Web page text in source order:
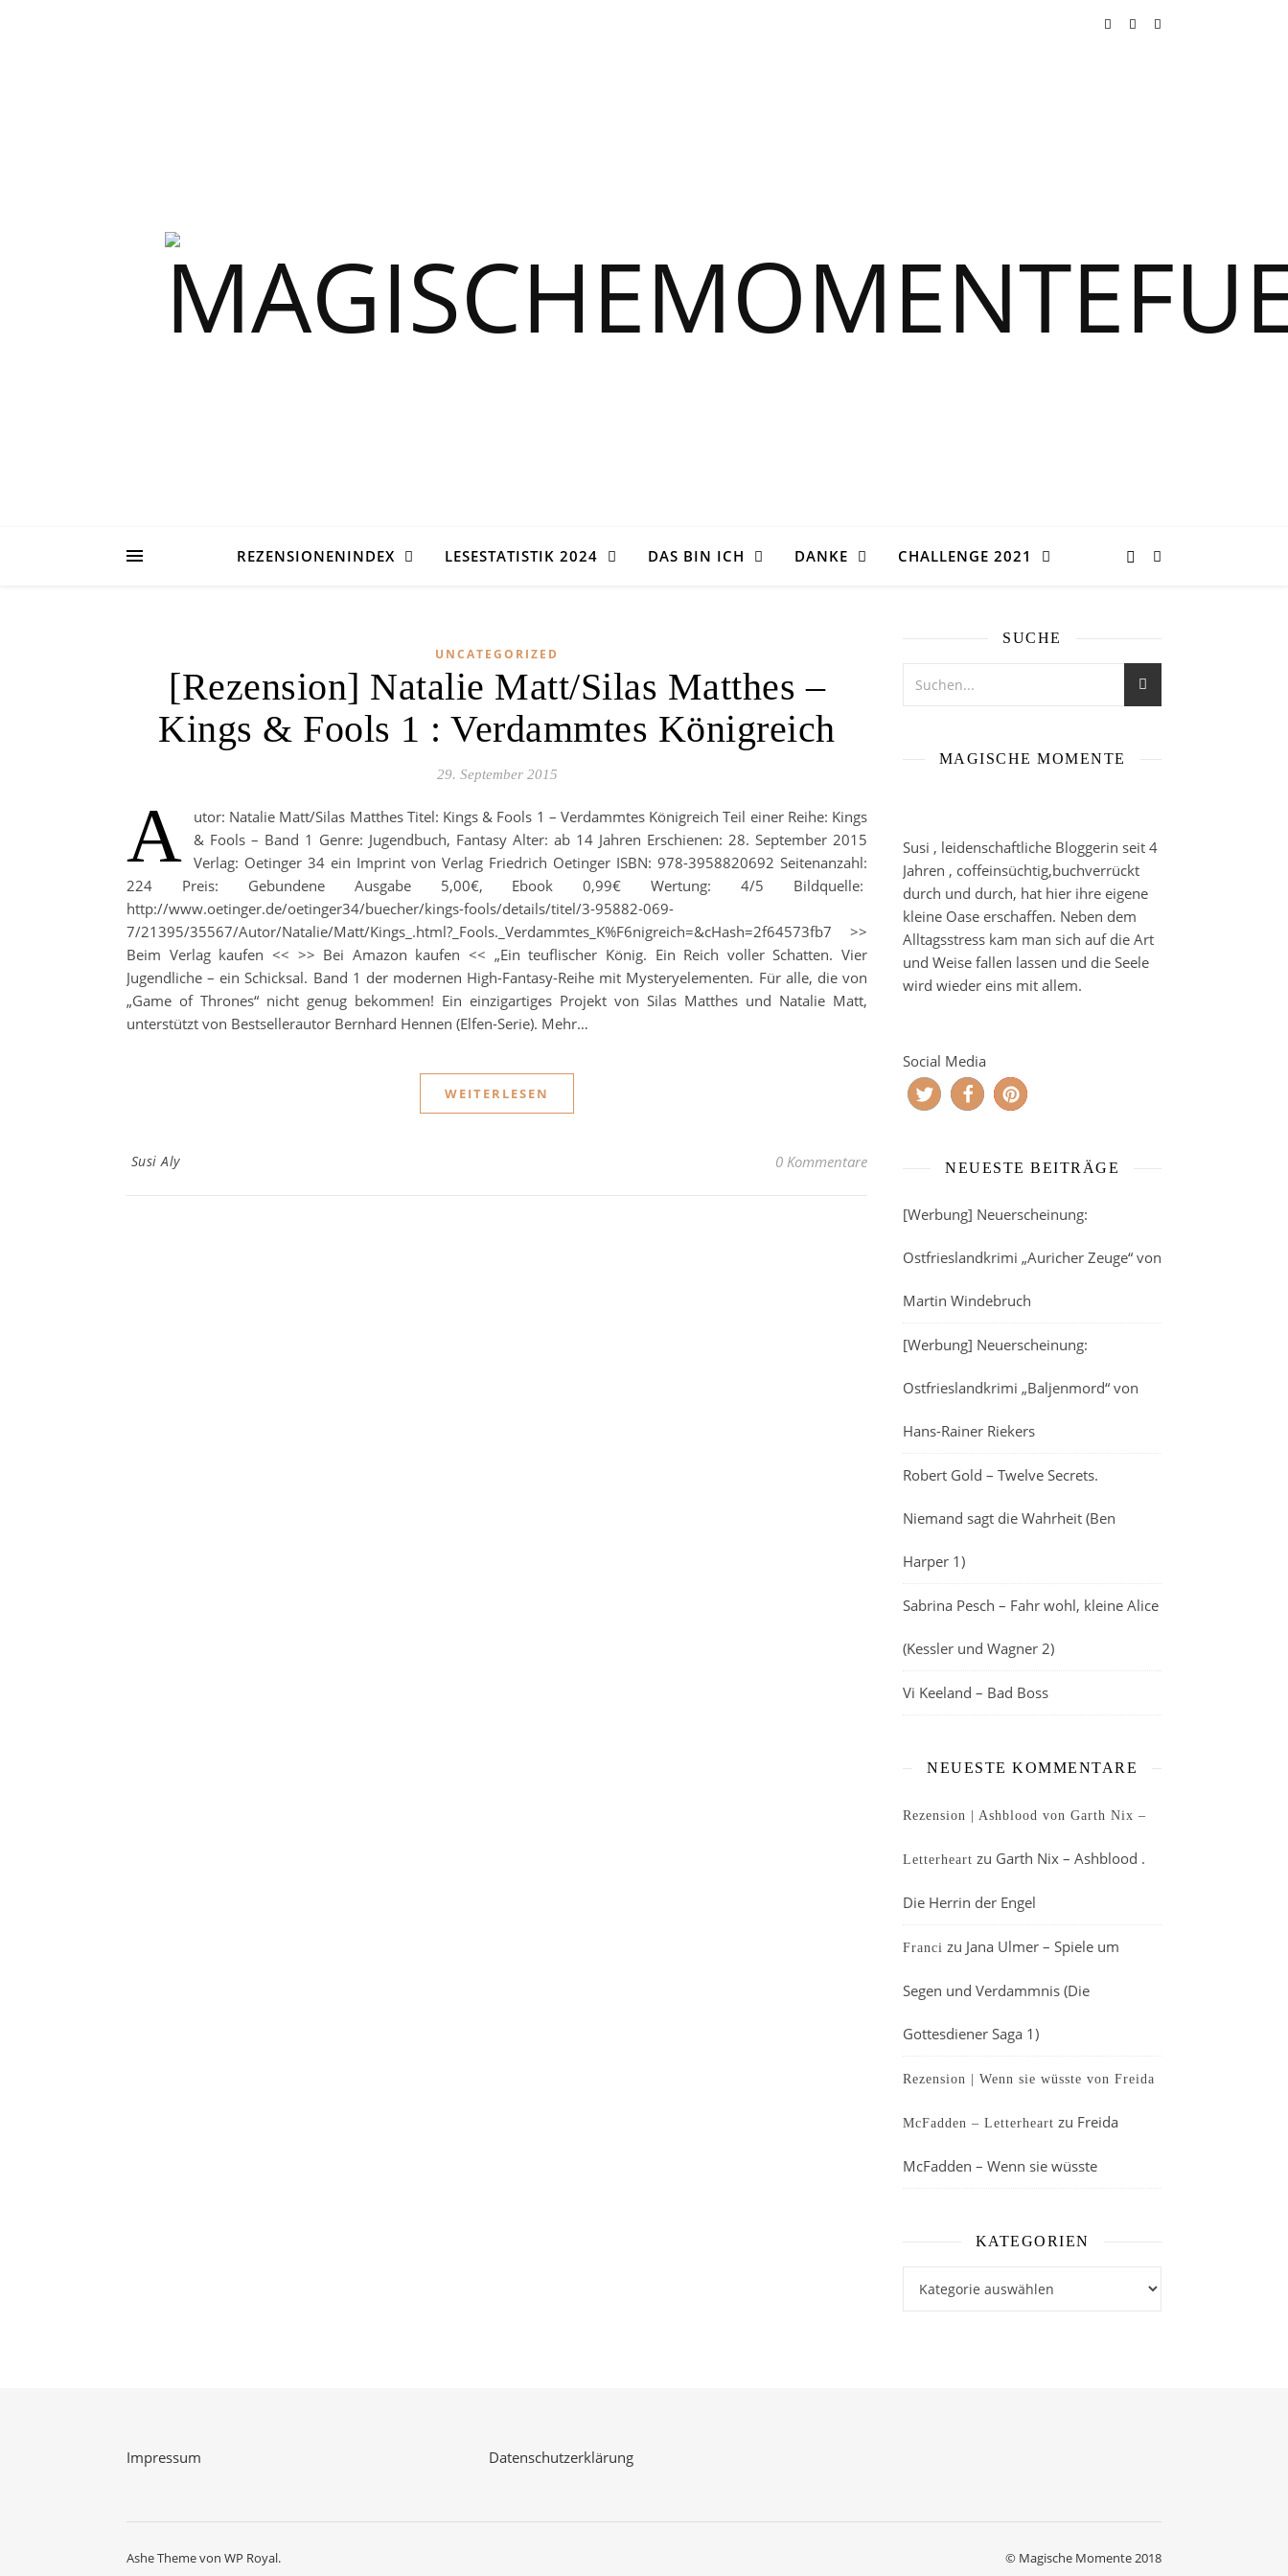
REZENSIONENINDEX LESESTATISTIK 2024 DAS BIN ICH DANKE CHALLENGE 2021
UNCATEGORIZED
[Rezension] Natalie Matt/Silas Matthes –
Kings & Fools 1 : Verdammtes Königreich
29. September 2015
A
utor: Natalie Matt/Silas Matthes Titel: Kings & Fools 1 – Verdammtes Königreich Teil einer Reihe: Kings
& Fools – Band 1 Genre: Jugendbuch, Fantasy Alter: ab 14 Jahren Erschienen: 28. September 2015
Verlag: Oetinger 34 ein Imprint von Verlag Friedrich Oetinger ISBN: 978-3958820692 Seitenanzahl:
224 Preis: Gebundene Ausgabe 5,00€, Ebook 0,99€ Wertung: 4/5 Bildquelle:
http://www.oetinger.de/oetinger34/buecher/kings-fools/details/titel/3-95882-069-
7/21395/35567/Autor/Natalie/Matt/Kings_.html?_Fools._Verdammtes_K%F6nigreich=&cHash=2f64573fb7 >>
Beim Verlag kaufen << >> Bei Amazon kaufen << „Ein teuflischer König. Ein Reich voller Schatten. Vier
Jugendliche – ein Schicksal. Band 1 der modernen High-Fantasy-Reihe mit Mysteryelementen. Für alle, die von
„Game of Thrones“ nicht genug bekommen! Ein einzigartiges Projekt von Silas Matthes und Natalie Matt,
unterstützt von Bestsellerautor Bernhard Hennen (Elfen-Serie). Mehr…
WEITERLESEN
Susi Aly 0 Kommentare
SUCHE
MAGISCHE MOMENTE
Susi , leidenschaftliche Bloggerin seit 4
Jahren , coffeinsüchtig,buchverrückt
durch und durch, hat hier ihre eigene
kleine Oase erschaffen. Neben dem
Alltagsstress kam man sich auf die Art
und Weise fallen lassen und die Seele
wird wieder eins mit allem.
Social Media
NEUESTE BEITRÄGE
[Werbung] Neuerscheinung:
Ostfrieslandkrimi „Auricher Zeuge“ von
Martin Windebruch
[Werbung] Neuerscheinung:
Ostfrieslandkrimi „Baljenmord“ von
Hans-Rainer Riekers
Robert Gold – Twelve Secrets.
Niemand sagt die Wahrheit (Ben
Harper 1)
Sabrina Pesch – Fahr wohl, kleine Alice
(Kessler und Wagner 2)
Vi Keeland – Bad Boss
NEUESTE KOMMENTARE
Rezension | Ashblood von Garth Nix –
Letterheart zu Garth Nix – Ashblood .
Die Herrin der Engel
Franci zu Jana Ulmer – Spiele um
Segen und Verdammnis (Die
Gottesdiener Saga 1)
Rezension | Wenn sie wüsste von Freida
McFadden – Letterheart zu Freida
McFadden – Wenn sie wüsste
KATEGORIEN
Impressum Datenschutzerklärung
© Magische Momente 2018
Ashe Theme von WP Royal.